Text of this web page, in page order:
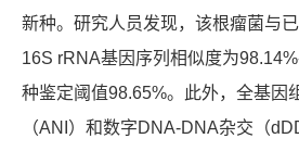
新种。研究人员发现，该根瘤菌与
16S rRNA基因序列相似度为
种鉴定阈值98.65%。此外，全基因
（ANI）和数字DNA-DNA杂交（